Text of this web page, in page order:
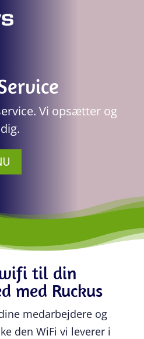
Vi opsætter og
til din
med Ruckus
medarbejdere og
den WiFi vi leverer i